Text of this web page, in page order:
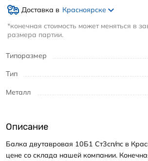
Типоразмер
Тип
Металл
Доставка в Красноярске
*конечная стоимость может меняться в
размера партии.
Описание
Балка двутавровая 10Б1 Ст3сп/пс в
цене со склада нашей компании.